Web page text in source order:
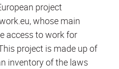
project
whose main
access to work for
project is made up of
inventory of the laws